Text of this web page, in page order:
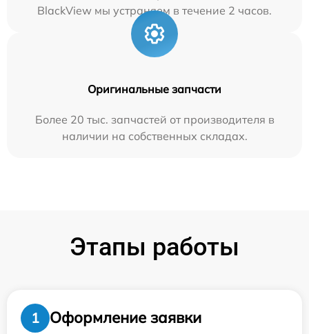
BlackView мы устраняем в течение 2 часов.
Оригинальные запчасти
Более 20 тыс. запчастей от производителя в
наличии на собственных складах.
Этапы работы
1
Оформление заявки